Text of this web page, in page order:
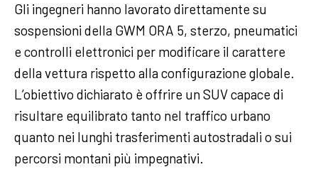
Gli ingegneri hanno lavorato direttamente su
sospensioni della GWM ORA 5, sterzo, pneumatici
e controlli elettronici per modificare il carattere
della vettura rispetto alla configurazione globale.
L’obiettivo dichiarato è offrire un SUV capace di
risultare equilibrato tanto nel traffico urbano
quanto nei lunghi trasferimenti autostradali o sui
percorsi montani più impegnativi.